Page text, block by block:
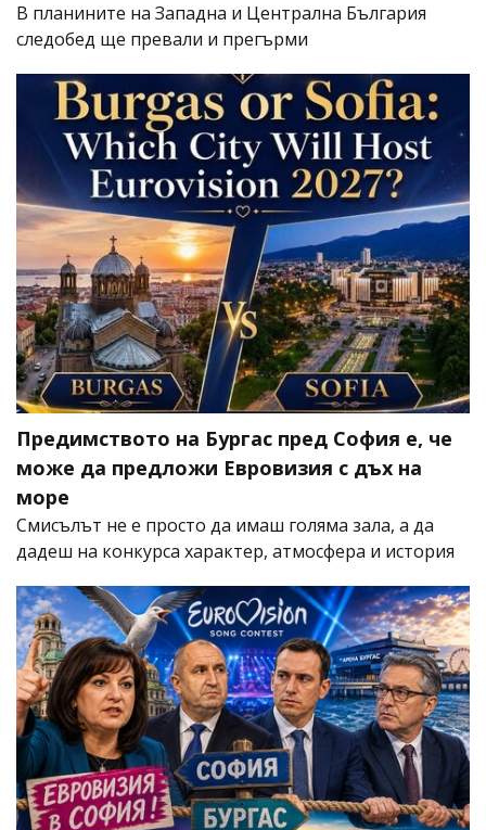
В планините на Западна и Централна България
следобед ще превали и прегърми
Предимството на Бургас пред София е, че
може да предложи Евровизия с дъх на
море
Смисълът не е просто да имаш голяма зала, а да
дадеш на конкурса характер, атмосфера и история